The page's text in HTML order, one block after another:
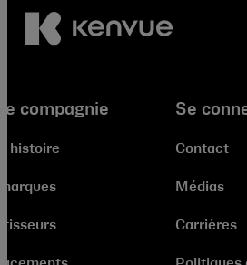
compagnie
histoire
Se
Contact
Médias
Carrières